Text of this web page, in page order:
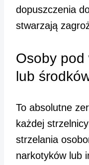
dopuszczenia
stwarzają
Osoby pod
lub
To absolutne
każdej
strzelania
narkotyków lub